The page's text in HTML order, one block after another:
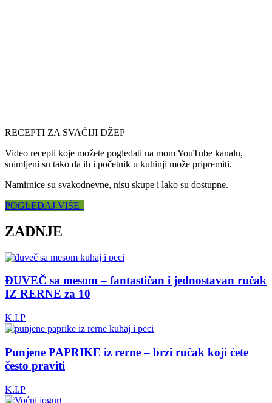
RECEPTI ZA SVAČIJI DŽEP
Video recepti koje možete pogledati na mom YouTube kanalu,
snimljeni su tako da ih i početnik u kuhinji može pripremiti.
Namirnice su svakodnevne, nisu skupe i lako su dostupne.
POGLEDAJ VIŠE
ZADNJE
ĐUVEČ sa mesom – fantastičan i jednostavan ručak
IZ RERNE za 10
K.I.P
Punjene PAPRIKE iz rerne – brzi ručak koji ćete
često praviti
K.I.P